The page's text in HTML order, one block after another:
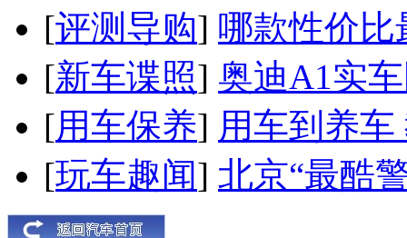
[评测导购] 哪款性价比
[新车谍照] 奥迪A1实
[用车保养] 用车到养
[玩车趣闻] 北京“最酷